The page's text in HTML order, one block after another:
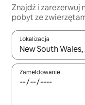
Znajdź i zarezerwuj
pobyt ze
Lokalizacja
Gdy wyniki będą
Zameldowanie